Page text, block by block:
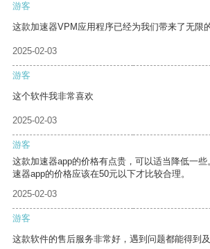
游客
这款加速器VPM应用程序已经为我们带来了无限
2025-02-03
游客
这个软件我非常喜欢
2025-02-03
游客
这款加速器app的价格有点贵，可以适当降低一
速器app的价格应该在50元以下才比较合理。
2025-02-03
游客
这款软件的售后服务非常好，遇到问题都能得到及